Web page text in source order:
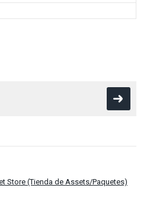
Store (Tienda de Assets/Paquetes)